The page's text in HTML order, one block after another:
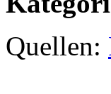
Quellen: